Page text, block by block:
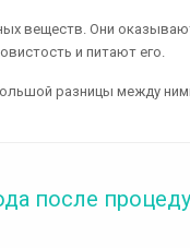
веществ. Они
и питают его.
разницы между
после